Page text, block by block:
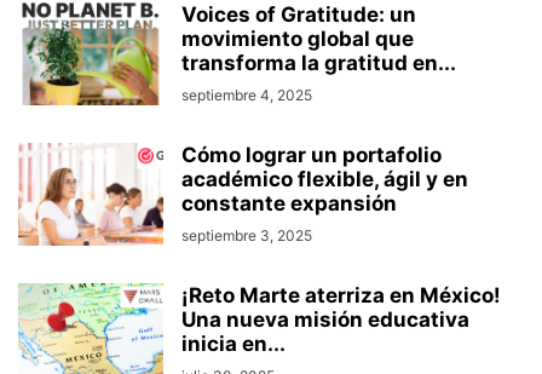
Voices of Gratitude: un
movimiento global que
transforma la gratitud en...
septiembre 4, 2025
Cómo lograr un portafolio
académico flexible, ágil y en
constante expansión
septiembre 3, 2025
¡Reto Marte aterriza en México!
Una nueva misión educativa
inicia en...